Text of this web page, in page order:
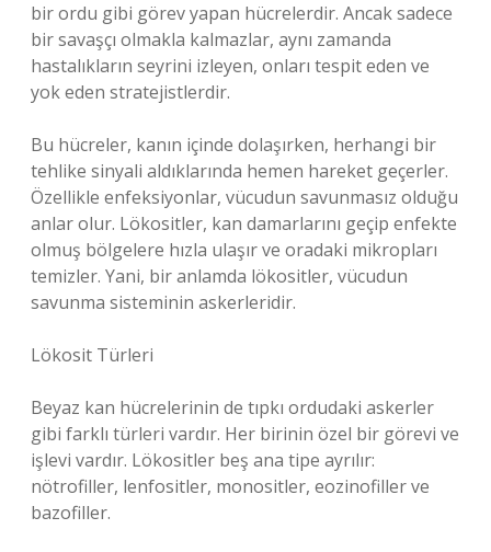
bir ordu gibi görev yapan hücrelerdir. Ancak sadece
bir savaşçı olmakla kalmazlar, aynı zamanda
hastalıkların seyrini izleyen, onları tespit eden ve
yok eden stratejistlerdir.
Bu hücreler, kanın içinde dolaşırken, herhangi bir
tehlike sinyali aldıklarında hemen hareket geçerler.
Özellikle enfeksiyonlar, vücudun savunmasız olduğu
anlar olur. Lökositler, kan damarlarını geçip enfekte
olmuş bölgelere hızla ulaşır ve oradaki mikropları
temizler. Yani, bir anlamda lökositler, vücudun
savunma sisteminin askerleridir.
Lökosit Türleri
Beyaz kan hücrelerinin de tıpkı ordudaki askerler
gibi farklı türleri vardır. Her birinin özel bir görevi ve
işlevi vardır. Lökositler beş ana tipe ayrılır:
nötrofiller, lenfositler, monositler, eozinofiller ve
bazofiller.